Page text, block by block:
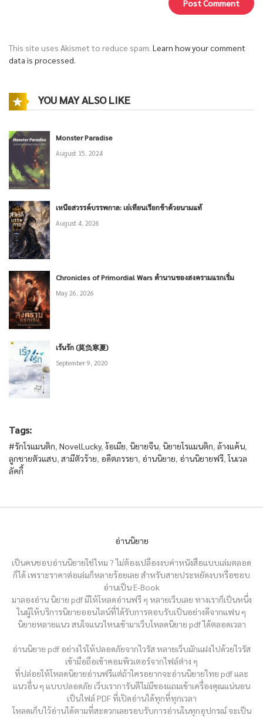
This site uses Akismet to reduce spam. Learn how your comment
data is processed.
YOU MAY ALSO LIKE
Monster Paradise
August 15, 2024
เหนือสวรรค์บรรพกาล: เย่เทียนเรียกข้าด้วยนามแท้
August 4, 2026
Chronicles of Primordial Wars ตำนานของสงครามแรกเริ่ม
May 26, 2026
เร้นรัก (莫负寒夏)
September 9, 2020
Tags:
#รักโรแมนติก, NovelLucky, ง้อเมีย, นิยายจีน, นิยายโรแมนติก, ล้างแค้น,
ลูกชายตัวแสบ, สามีตัวร้าย, อดีตภรรยา, อ่านนิยาย, อ่านนิยายฟรี,โนเวล
ลัคกี้
อ่านนิยาย
เป็นคนชอบอ่านนิยายใช่ไหม ? ไม่ต้องเปลืองงบค่าหนังสือแบบเล่มตลอด
ก็ได้ เพราะราคาต่อเล่มก็หลายร้อยเลย สำหรับสายประหยัดงบหรือชอบ
อ่านเป็น E-Book
มาลองอ่าน นิยาย pdf มีให้โหลดอ่านฟรี ๆ หลายเว็บเลย ทางเราก็เป็นหนึ่ง
ในผู้ให้บริการนิยายออนไลน์ที่ได้รับการตอบรับเป็นอย่างดีจากแฟน ๆ
นิยายหลายแนว สนใจแนวไหนเข้ามาเว็บโหลดนิยาย pdf ได้ตลอดเวลา
อ่านนิยาย pdf อย่างไรให้ปลอดภัยจากไวรัส หลายเว็บมักแฝงไปด้วยไวรัส
เข้ามือถือเข้าคอมพิวเตอร์จากไฟล์ต่าง ๆ
ที่ปล่อยให้โหลดนิยายอ่านฟรีแต่ถ้าใครอยากจะอ่านนิยายไทย pdf และ
แนวอื่น ๆ แบบปลอดภัย เว็บเราการันตีไม่มีของแถมเข้าเครื่องคุณแน่นอน
เป็นไฟล์ PDF ที่เปิดอ่านได้ทุกที่ทุกเวลา
โหลดเก็บไว้อ่านได้ตามที่สะดวกเลยรอบรับการอ่านในทุกอุปกรณ์ จะเป็น